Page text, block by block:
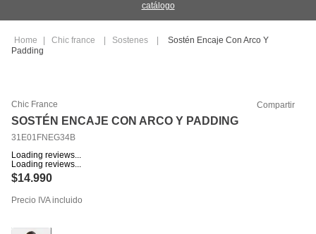
catálogo
Chic france Sostenes
Sostén Encaje Con Arco Y
Padding
Chic France Compartir
SOSTÉN ENCAJE CON ARCO Y PADDING
31E01FNEG34B
Loading reviews...
Loading reviews...
$14.990
Precio IVA incluido